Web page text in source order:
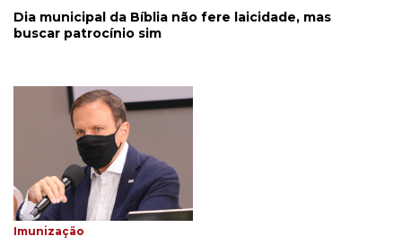
Dia municipal da Bíblia não fere laicidade, mas
buscar patrocínio sim
Imunização